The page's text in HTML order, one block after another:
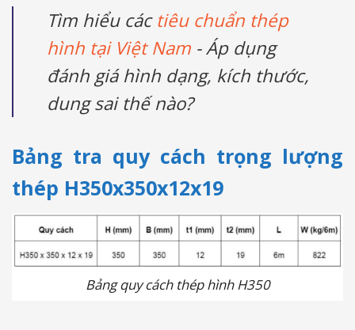
Tìm hiểu cáctiêu chuẩn thép
hình tại Việt Nam- Áp dụng
đánh giá hình dạng, kích thước,
dung sai thế nào?
Bảng tra quy cách trọng lượng
thép H350x350x12x19
Bảng quy cách thép hình H350